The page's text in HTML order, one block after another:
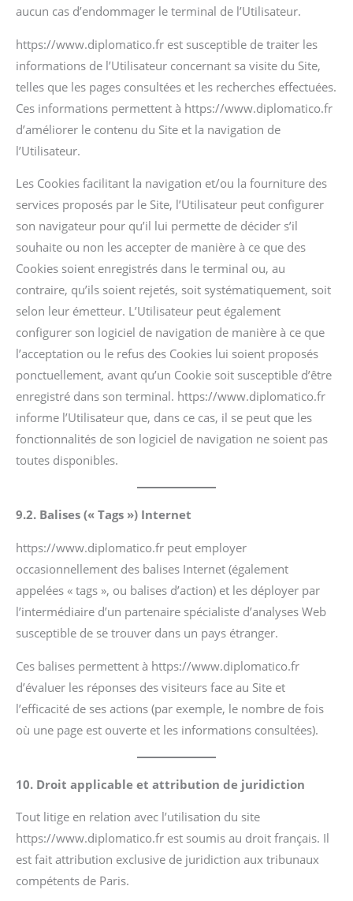
aucun cas d’endommager le terminal de l’Utilisateur.
https://www.diplomatico.fr est susceptible de traiter les
informations de l’Utilisateur concernant sa visite du Site,
telles que les pages consultées et les recherches effectuées.
Ces informations permettent à https://www.diplomatico.fr
d’améliorer le contenu du Site et la navigation de
l’Utilisateur.
Les Cookies facilitant la navigation et/ou la fourniture des
services proposés par le Site, l’Utilisateur peut configurer
son navigateur pour qu’il lui permette de décider s’il
souhaite ou non les accepter de manière à ce que des
Cookies soient enregistrés dans le terminal ou, au
contraire, qu’ils soient rejetés, soit systématiquement, soit
selon leur émetteur. L’Utilisateur peut également
configurer son logiciel de navigation de manière à ce que
l’acceptation ou le refus des Cookies lui soient proposés
ponctuellement, avant qu’un Cookie soit susceptible d’être
enregistré dans son terminal. https://www.diplomatico.fr
informe l’Utilisateur que, dans ce cas, il se peut que les
fonctionnalités de son logiciel de navigation ne soient pas
toutes disponibles.
9.2. Balises (« Tags ») Internet
https://www.diplomatico.fr peut employer
occasionnellement des balises Internet (également
appelées « tags », ou balises d’action) et les déployer par
l’intermédiaire d’un partenaire spécialiste d’analyses Web
susceptible de se trouver dans un pays étranger.
Ces balises permettent à https://www.diplomatico.fr
d’évaluer les réponses des visiteurs face au Site et
l’efficacité de ses actions (par exemple, le nombre de fois
où une page est ouverte et les informations consultées).
10. Droit applicable et attribution de juridiction
Tout litige en relation avec l’utilisation du site
https://www.diplomatico.fr est soumis au droit français. Il
est fait attribution exclusive de juridiction aux tribunaux
compétents de Paris.